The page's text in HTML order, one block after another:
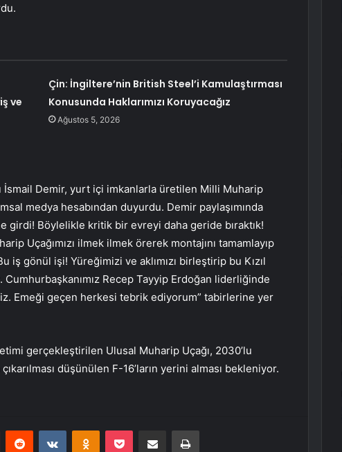
ve
Çin: İngiltere’nin British Steel’i Kamulaştırması
Konusunda Haklarımızı Koruyacağız
Ağustos 5, 2026
İsmail Demir, yurt içi imkanlarla üretilen Milli Muharip
medya hesabından duyurdu. Demir paylaşımında
girdi! Böylelikle kritik bir evreyi daha geride bıraktık!
Uçağımızı ilmek ilmek örerek montajını tamamlayıp
iş gönül işi! Yüreğimizi ve aklımızı birleştirip bu Kızıl
Recep Tayyip Erdoğan liderliğinde
Emeği geçen herkesi tebrik ediyorum” tabirlerine yer
gerçekleştirilen Ulusal Muharip Uçağı, 2030’lu
düşünülen F-16’ların yerini alması bekleniyor.
PinterestReddit VKontakteOdnoklassniki
Pocket E-Posta ile paylaş Yazdır